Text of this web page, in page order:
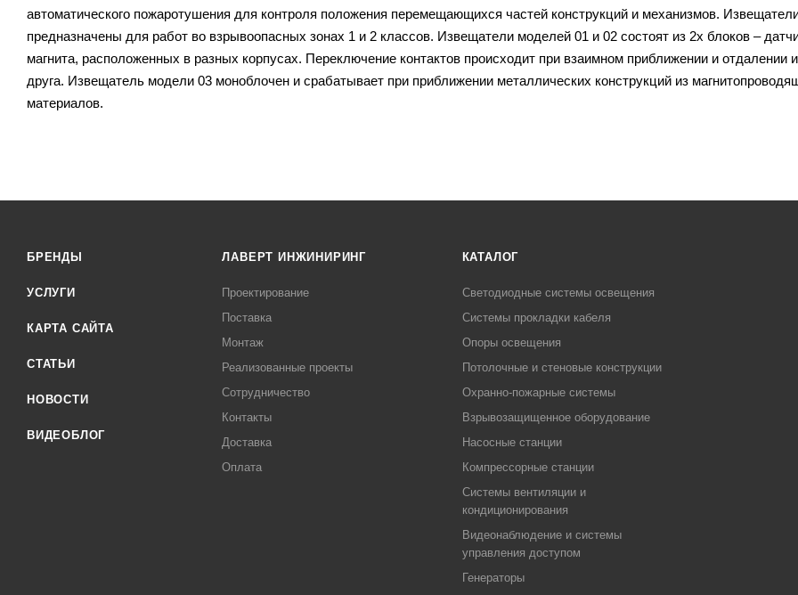
автоматического пожаротушения для контроля положения перемещающихся частей конструкций и механизмов.
предназначены для работ во взрывоопасных зонах 1 и 2 классов. Извещатели моделей 01 и 02 состоят из 2х блоков –
магнита, расположенных в разных корпусах. Переключение контактов происходит при взаимном приближении и отдалении
друга. Извещатель модели 03 моноблочен и срабатывает при приближении металлических конструкций из
материалов.
БРЕНДЫ
УСЛУГИ
КАРТА САЙТА
СТАТЬИ
НОВОСТИ
ВИДЕОБЛОГ
ЛАВЕРТ ИНЖИНИРИНГ
Проектирование
Поставка
Монтаж
Реализованные проекты
Сотрудничество
Контакты
Доставка
Оплата
КАТАЛОГ
Светодиодные системы освещения
Системы прокладки кабеля
Опоры освещения
Потолочные и стеновые конструкции
Охранно-пожарные системы
Взрывозащищенное оборудование
Насосные станции
Компрессорные станции
Системы вентиляции и
кондиционирования
Видеонаблюдение и системы
управления доступом
Генераторы